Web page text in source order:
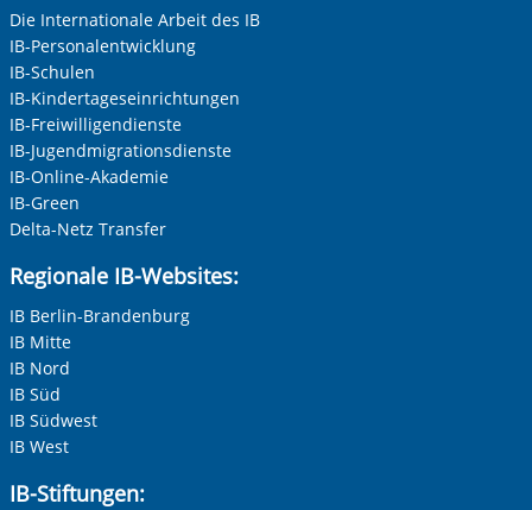
Keine Angabe
Frau
Herr
Neutrale Anrede
Unternehmen
Nachname, Vorname*
Adresse (PLZ, Ort, Strasse)
Ihre E-Mail-Adresse
Die Internationale Arbeit des IB
IB-Personalentwicklung
IB-Schulen
IB-Kindertageseinrichtungen
IB-Freiwilligendienste
IB-Jugendmigrationsdienste
IB-Online-Akademie
IB-Green
Delta-Netz Transfer
Regionale IB-Websites:
IB Berlin-Brandenburg
IB Mitte
IB Nord
IB Süd
IB Südwest
IB West
IB-Stiftungen: